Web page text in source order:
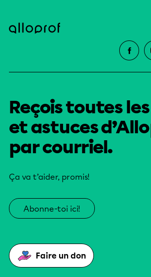
Reçois toutes
et astuces
par courriel.
Ça va t’aider, promis!
Abonne-toi ici!
Faire un don